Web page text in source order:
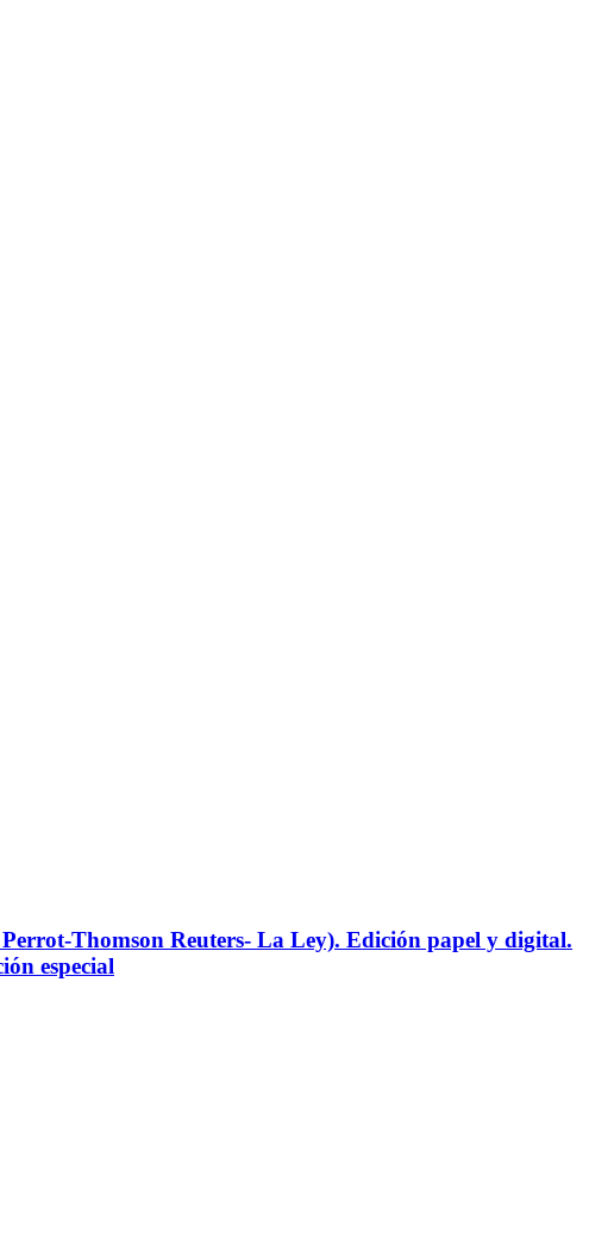
Thomson Reuters- La Ley). Edición papel y digital.
especial